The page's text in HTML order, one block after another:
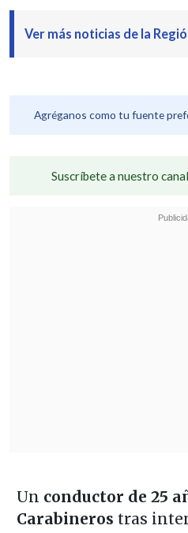
Ver más noticias de la
Agréganos como tu fuente
Suscríbete a nuestro
Un conductor de 25
Carabineros tras